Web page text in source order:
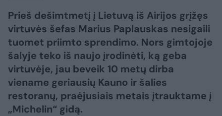
Prieš dešimtmetį į Lietuvą iš Airijos grįžęs
virtuvės šefas Marius Paplauskas nesigaili
tuomet priimto sprendimo. Nors gimtojoje
šalyje teko iš naujo įrodinėti, ką geba
virtuvėje, jau beveik 10 metų dirba
viename geriausių Kauno ir šalies
restoranų, praėjusiais metais įtrauktame į
„Michelin“ gidą.